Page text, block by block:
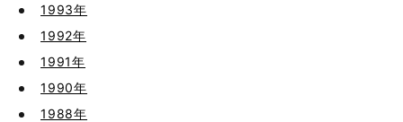
1993年
1992年
1991年
1990年
1988年